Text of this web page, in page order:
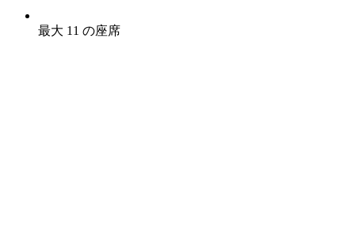
最大 11 の座席